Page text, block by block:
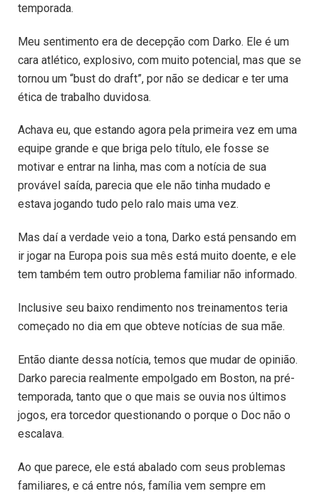
temporada.
Meu sentimento era de decepção com Darko. Ele é um
cara atlético, explosivo, com muito potencial, mas que se
tornou um “bust do draft”, por não se dedicar e ter uma
ética de trabalho duvidosa.
Achava eu, que estando agora pela primeira vez em uma
equipe grande e que briga pelo título, ele fosse se
motivar e entrar na linha, mas com a notícia de sua
provável saída, parecia que ele não tinha mudado e
estava jogando tudo pelo ralo mais uma vez.
Mas daí a verdade veio a tona, Darko está pensando em
ir jogar na Europa pois sua mês está muito doente, e ele
tem também tem outro problema familiar não informado.
Inclusive seu baixo rendimento nos treinamentos teria
começado no dia em que obteve notícias de sua mãe.
Então diante dessa notícia, temos que mudar de opinião.
Darko parecia realmente empolgado em Boston, na pré-
temporada, tanto que o que mais se ouvia nos últimos
jogos, era torcedor questionando o porque o Doc não o
escalava.
Ao que parece, ele está abalado com seus problemas
familiares, e cá entre nós, família vem sempre em